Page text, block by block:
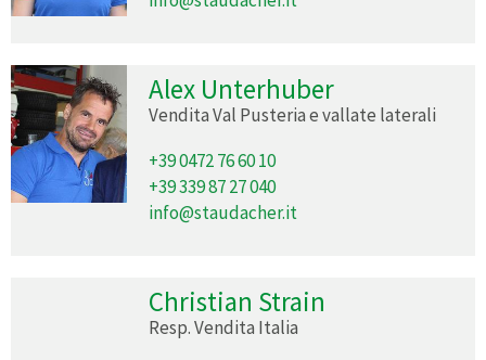
Alex Unterhuber
Vendita Val Pusteria e vallate laterali
+39 0472 76 60 10
+39 339 87 27 040
info@staudacher.it
Christian Strain
Resp. Vendita Italia